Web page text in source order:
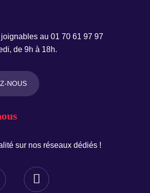
au 01 70 61 97 97
de 9h à 18h.
NOUS
sur nos réseaux dédiés !